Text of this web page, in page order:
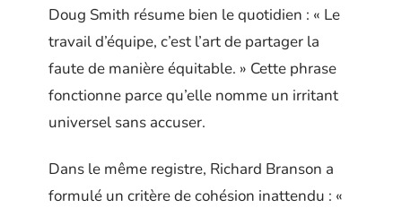
Doug Smith résume bien le quotidien : « Le
travail d’équipe, c’est l’art de partager la
faute de manière équitable. » Cette phrase
fonctionne parce qu’elle nomme un irritant
universel sans accuser.
Dans le même registre, Richard Branson a
formulé un critère de cohésion inattendu : «